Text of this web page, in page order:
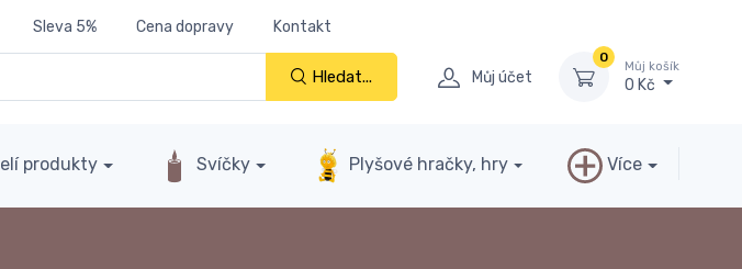
Sleva 5% Cena dopravy Kontakt
Hledat... Můj účet
0
Můj košík
0 Kč
produkty Svíčky Plyšové hračky, hry Více